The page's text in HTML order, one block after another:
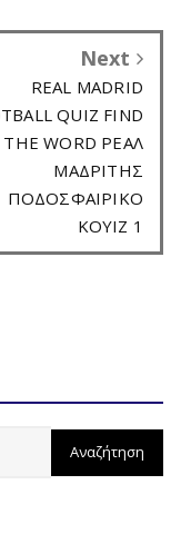
Next
REAL MADRID
QUIZ FIND
THE WORD ΡΕΑΛ
ΜΑΔΡΙΤΗΣ
ΠΟΔΟΣΦΑΙΡΙΚΟ
ΚΟΥΙΖ 1